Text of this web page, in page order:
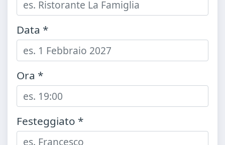
Data *
Ora *
Festeggiato *